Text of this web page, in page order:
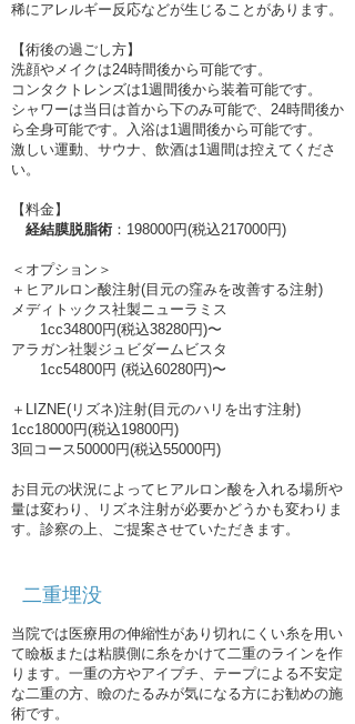
稀にアレルギー反応などが生じることがあります。
【術後の過ごし方】
洗顔やメイクは24時間後から可能です。
コンタクトレンズは1週間後から装着可能です。
シャワーは当日は首から下のみ可能で、24時間後か
ら全身可能です。入浴は1週間後から可能です。
激しい運動、サウナ、飲酒は1週間は控えてくださ
い。
【料金】
経結膜脱脂術 ：198000円(税込217000円)
＜オプション＞
＋ヒアルロン酸注射(目元の窪みを改善する注射)
メディトックス社製ニューラミス
1cc34800円(税込38280円)〜
アラガン社製ジュビダームビスタ
1cc54800円 (税込60280円)〜
＋LIZNE(リズネ)注射(目元のハリを出す注射)
1cc18000円(税込19800円)
3回コース50000円(税込55000円)
お目元の状況によってヒアルロン酸を入れる場所や
量は変わり、リズネ注射が必要かどうかも変わりま
す。診察の上、ご提案させていただきます。
二重埋没
当院では医療用の伸縮性があり切れにくい糸を用い
て瞼板または粘膜側に糸をかけて二重のラインを作
ります。一重の方やアイプチ、テープによる不安定
な二重の方、瞼のたるみが気になる方にお勧めの施
術です。